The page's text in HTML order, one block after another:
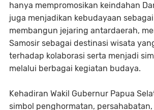
hanya mempromosikan keindahan
juga menjadikan kebudayaan
membangun jejaring antardaerah,
Samosir sebagai destinasi wisata
terhadap kolaborasi serta menjadi
melalui berbagai kegiatan budaya.
Kehadiran Wakil Gubernur Papua
simbol penghormatan,